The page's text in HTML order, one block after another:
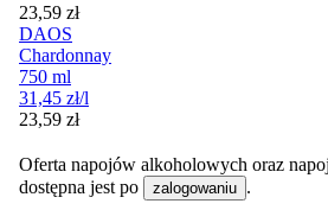
Cena
23,59 zł
DAOS
Chardonnay
750 ml
31,45 zł/l
Cena
23,59 zł
Oferta napojów alkoholowych oraz
dostępna jest po
zalogowaniu .